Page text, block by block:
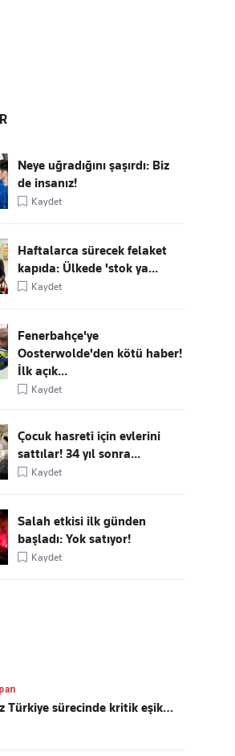
Neye uğradığını şaşırdı: Biz
de insanız!
Kaydet
Haftalarca sürecek felaket
kapıda: Ülkede 'stok ya...
Kaydet
Fenerbahçe'ye
Oosterwolde'den kötü haber!
İlk açık...
Kaydet
Çocuk hasreti için evlerini
sattılar! 34 yıl sonra...
Kaydet
Salah etkisi ilk günden
başladı: Yok satıyor!
Kaydet
Türkiye sürecinde kritik eşik…